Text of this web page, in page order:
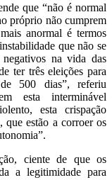
que “não é normal
próprio não cumprem
anormal é termos
que não se
na vida das
ter três eleições para
500 dias”, referiu
esta interminável
esta crispação
que estão a corroer os
ciente de que os
a legitimidade para